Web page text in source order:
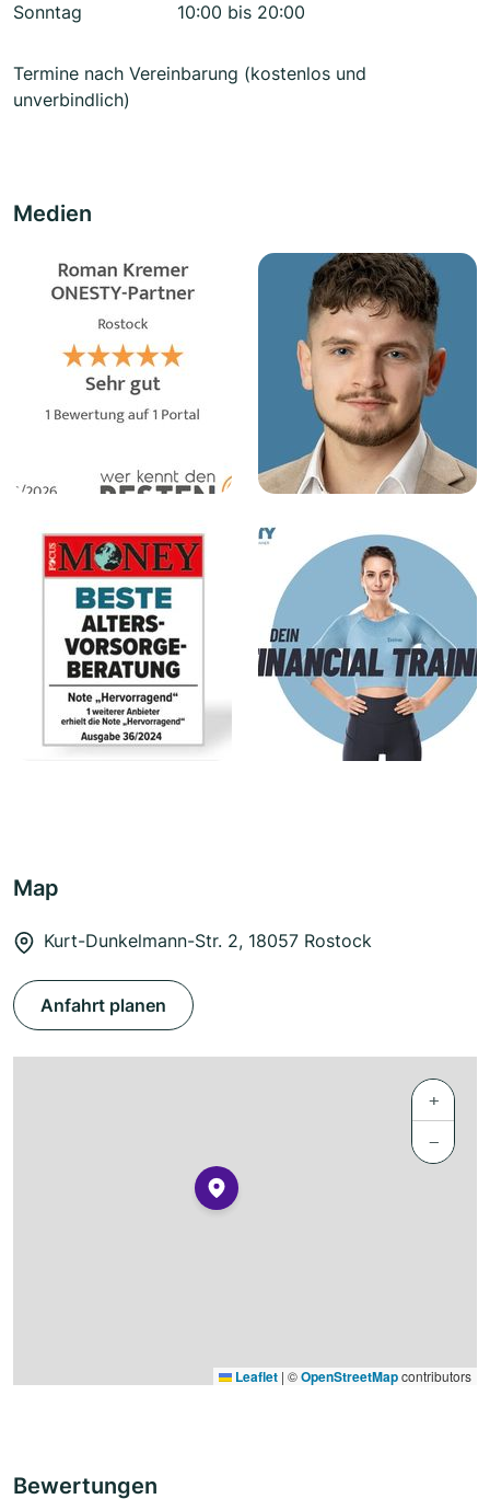
Sonntag
10:00 bis 20:00
Termine nach Vereinbarung (kostenlos und
unverbindlich)
Medien
Map
Kurt-Dunkelmann-Str. 2, 18057 Rostock
Anfahrt planen
+
−
Leaflet | ©OpenStreetMapcontributors
Bewertungen